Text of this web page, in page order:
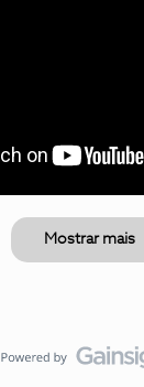
Mostrar mais